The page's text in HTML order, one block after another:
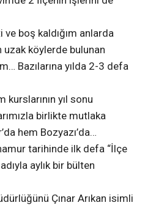
ve boş kaldığım anlarda
uzak köylerde bulunan
Bazılarına yılda 2-3 defa
kurslarının yıl sonu
birlikte mutlaka
hem Bozyazı’da…
tarihinde ilk defa “İlçe
aylık bir bülten
Çınar Arıkan isimli